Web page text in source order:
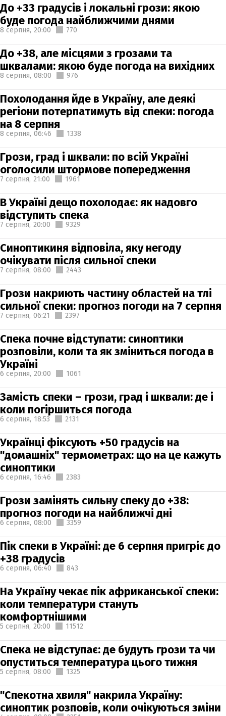
До +33 градусів і локальні грози: якою
буде погода найближчими днями
8 серпня, 20:00 770
До +38, але місцями з грозами та
шквалами: якою буде погода на вихідних
8 серпня, 08:00 976
Похолодання йде в Україну, але деякі
регіони потерпатимуть від спеки: погода
на 8 серпня
8 серпня, 06:46 1338
Грози, град і шквали: по всій Україні
оголосили штормове попередження
7 серпня, 21:00 1961
В Україні дещо похолодає: як надовго
відступить спека
7 серпня, 20:00 9329
Синоптикиня відповіла, яку негоду
очікувати після сильної спеки
7 серпня, 08:00 2443
Грози накриють частину областей на тлі
сильної спеки: прогноз погоди на 7 серпня
7 серпня, 06:21 2397
Спека почне відступати: синоптики
розповіли, коли та як зміниться погода в
Україні
6 серпня, 20:00 1061
Замість спеки – грози, град і шквали: де і
коли погіршиться погода
6 серпня, 18:53 2131
Українці фіксують +50 градусів на
"домашніх" термометрах: що на це кажуть
синоптики
6 серпня, 16:46 2383
Грози замінять сильну спеку до +38:
прогноз погоди на найближчі дні
6 серпня, 08:00 3359
Пік спеки в Україні: де 6 серпня пригріє до
+38 градусів
6 серпня, 06:40 843
На Україну чекає пік африканської спеки:
коли температури стануть
комфортнішими
5 серпня, 20:00 11512
Спека не відступає: де будуть грози та чи
опуститься температура цього тижня
5 серпня, 08:00 1325
"Спекотна хвиля" накрила Україну:
синоптик розповів, коли очікуються зміни